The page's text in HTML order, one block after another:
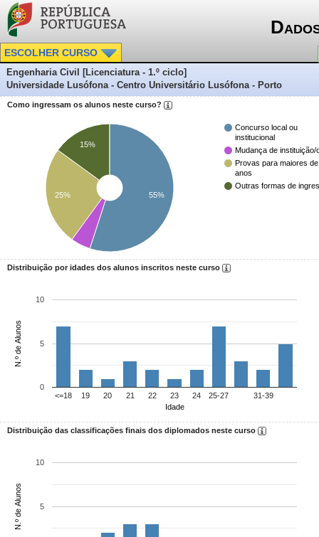
ESCOLHER CURSO
Engenharia Civil [Licenciatura - 1.º ciclo]
Universidade Lusófona - Centro Universitário Lusófona - Porto
Como ingressam os alunos neste curso?
Concurso local ou
institucional
Mudança de instituição/
Provas para maiores
anos
Outras formas de
15%
25% 55%
Distribuição por idades dos alunos inscritos neste curso
<=18 19 20 21 22 23 24 25-27 31-39
0
5
10
Idade
N.º de Alunos
Distribuição das classificações finais dos diplomados neste curso
5
10
N.º de Alunos